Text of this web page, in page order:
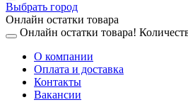
Выбрать город
Онлайн остатки товара
Онлайн остатки товара!
О компании
Оплата и доставка
Контакты
Вакансии